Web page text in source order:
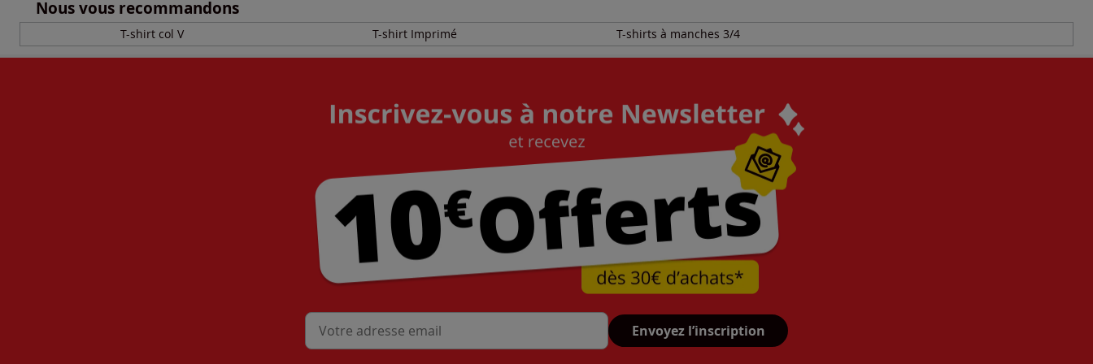
Nous vous recommandons
T-shirt col V T-shirt Imprimé T-shirts à manches 3/4
Mon adresse mail Envoyez l’inscription